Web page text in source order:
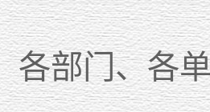
各部门、各